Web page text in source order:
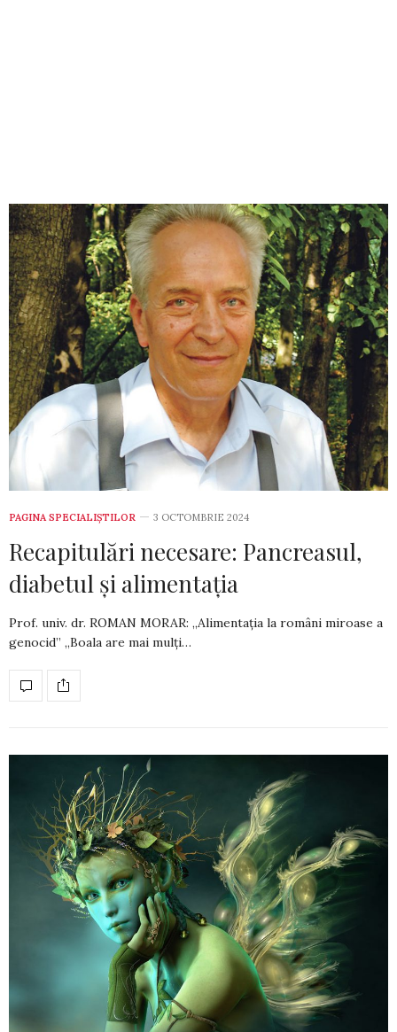
PAGINA SPECIALIȘTILOR 3 OCTOMBRIE 2024
Recapitulări necesare: Pancreasul,
diabetul și alimentația
Prof. univ. dr. ROMAN MORAR: „Alimentația la români miroase a
genocid” „Boala are mai mulți…